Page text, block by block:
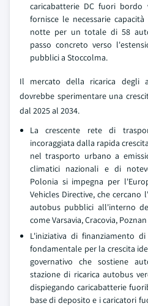
caricabatterie DC fuori bordo
fornisce le necessarie
notte per un totale di 58
passo concreto verso
pubblici a Stoccolma.
Il mercato della ricarica degli
dovrebbe sperimentare una
dal 2025 al 2034.
La crescente rete di
incoraggiata dalla rapida
nel trasporto urbano a
climatici nazionali e di
Polonia si impegna per
Vehicles Directive, che
autobus pubblici all'interno
come Varsavia, Cracovia,
L'iniziativa di finanziamento
fondamentale per la crescita
governativo che sostiene
stazione di ricarica autobus
dispiegando caricabatterie
base di deposito e i caricatori